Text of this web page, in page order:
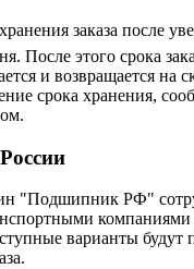
заказа после
После этого срока
и возвращается на
срока хранения,
"Подшипник РФ"
компаниями
варианты будут